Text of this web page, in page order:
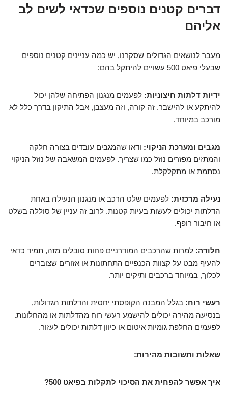
דברים קטנים נוספים שכדאי לשים לב
אליהם
מעבר לנושאים הגדולים שסקרנו, יש כמה עניינים קטנים נוספים
שבעלי פיאט 500 עשויים להיתקל בהם:
ידיות דלתות חיצוניות: לפעמים מנגנון הפתיחה שלהן יכול
להיתקע או להישבר. זה קורה, וזה מעצבן, אבל התיקון בדרך כלל לא
מורכב במיוחד.
מגבים ומערכת הניקוי: ודאו שהמגבים עובדים בצורה חלקה
והמתזים מפזרים נוזל כמו שצריך. לפעמים המשאבה של נוזל הניקוי
נסתמת או מתקלקלת.
נעילה מרכזית: לפעמים שלט הרכב או מנגנון הנעילה באחת
הדלתות יכולים לעשות בעיות קטנות. לרוב זה עניין של סוללה בשלט
או חיבור רופף.
חלודה: למרות שהרכבים המודרניים פחות סובלים מזה, תמיד כדאי
להעיף מבט על קצוות הכנפיים התחתונות או אזורים שצוברים
לכלוך, במיוחד ברכבים ותיקים יותר.
רעשי רוח: בגלל המבנה הקופסתי יחסית והדלתות הגדולות,
בנסיעה מהירה יכולים להישמע רעשי רוח מהדלתות או מהחלונות.
לפעמים החלפת גומיות איטום או כיוון דלתות יכולים לעזור.
שאלות ותשובות מהירות:
איך אפשר להפחית את הסיכוי לתקלות בפיאט 500?